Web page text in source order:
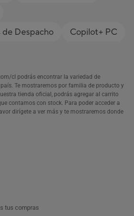
de Despacho
Copilot+ PC
cl podrás encontrar la variedad de
Te mostraremos por familia de producto y
tienda oficial, podrás agregar al carrito
contamos con stock. Para poder acceder a
dirígete a ver más y te mostraremos donde
tus compras